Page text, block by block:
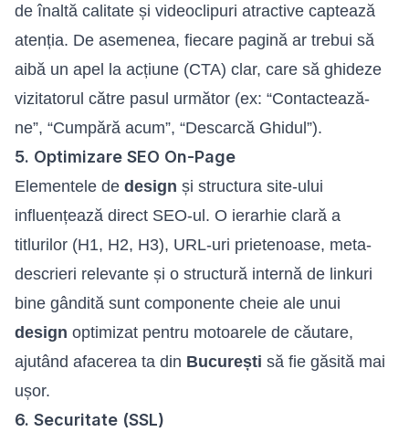
de înaltă calitate și videoclipuri atractive captează
atenția. De asemenea, fiecare pagină ar trebui să
aibă un apel la acțiune (CTA) clar, care să ghideze
vizitatorul către pasul următor (ex: “Contactează-
ne”, “Cumpără acum”, “Descarcă Ghidul”).
5. Optimizare SEO On-Page
Elementele de design și structura site-ului
influențează direct SEO-ul. O ierarhie clară a
titlurilor (H1, H2, H3), URL-uri prietenoase, meta-
descrieri relevante și o structură internă de linkuri
bine gândită sunt componente cheie ale unui
design optimizat pentru motoarele de căutare,
ajutând afacerea ta din București să fie găsită mai
ușor.
6. Securitate (SSL)